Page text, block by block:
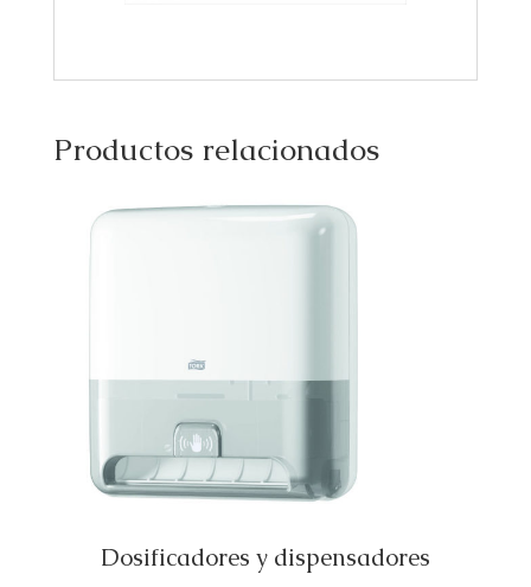
Productos relacionados
Dosificadores y dispensadores